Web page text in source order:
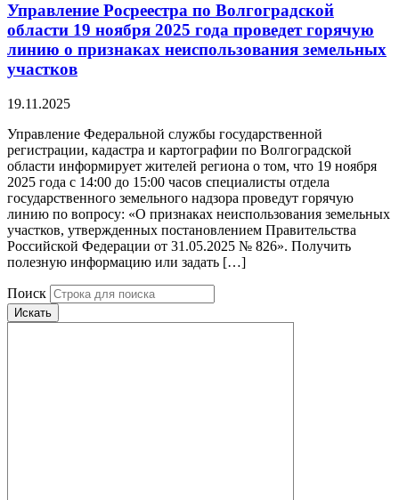
Управление Росреестра по Волгоградской
области 19 ноября 2025 года проведет горячую
линию о признаках неиспользования земельных
участков
19.11.2025
Управление Федеральной службы государственной
регистрации, кадастра и картографии по Волгоградской
области информирует жителей региона о том, что 19 ноября
2025 года с 14:00 до 15:00 часов специалисты отдела
государственного земельного надзора проведут горячую
линию по вопросу: «О признаках неиспользования земельных
участков, утвержденных постановлением Правительства
Российской Федерации от 31.05.2025 № 826». Получить
полезную информацию или задать […]
Поиск
Искать